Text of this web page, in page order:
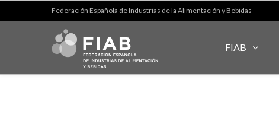
Federación Española de Industrias de la Alimentación y Bebidas
FIAB